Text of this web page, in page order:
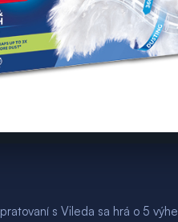
s Vileda sa hrá o 5